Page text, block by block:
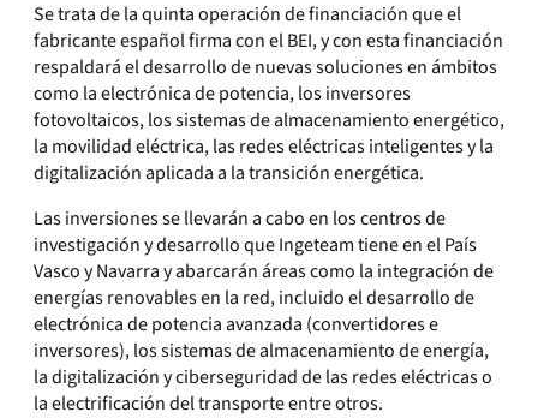
Se trata de la quinta operación de financiación que el
fabricante español firma con el BEI, y con esta financiación
respaldará el desarrollo de nuevas soluciones en ámbitos
como la electrónica de potencia, los inversores
fotovoltaicos, los sistemas de almacenamiento energético,
la movilidad eléctrica, las redes eléctricas inteligentes y la
digitalización aplicada a la transición energética.
Las inversiones se llevarán a cabo en los centros de
investigación y desarrollo que Ingeteam tiene en el País
Vasco y Navarra y abarcarán áreas como la integración de
energías renovables en la red, incluido el desarrollo de
electrónica de potencia avanzada (convertidores e
inversores), los sistemas de almacenamiento de energía,
la digitalización y ciberseguridad de las redes eléctricas o
la electrificación del transporte entre otros.